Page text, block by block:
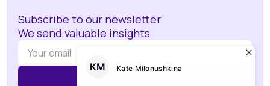
Subscribe to our newsletter
We send valuable insights